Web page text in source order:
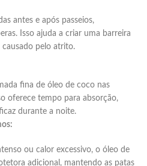
antes e após passeios,
Isso ajuda a criar uma barreira
pelo atrito.
fina de óleo de coco nas
oferece tempo para absorção,
durante a noite.
ou calor excessivo, o óleo de
adicional, mantendo as patas